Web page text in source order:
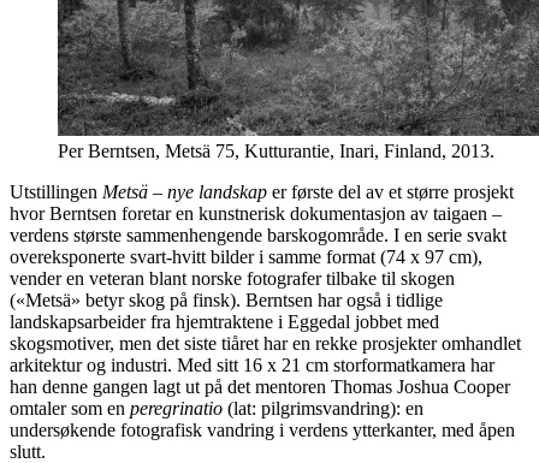
Per Berntsen, Metsä 75, Kutturantie, Inari, Finland, 2013.
Utstillingen Metsä – nye landskap er første del av et større prosjekt
hvor Berntsen foretar en kunstnerisk dokumentasjon av taigaen –
verdens største sammenhengende barskogområde. I en serie svakt
overeksponerte svart-hvitt bilder i samme format (74 x 97 cm),
vender en veteran blant norske fotografer tilbake til skogen
(«Metsä» betyr skog på finsk). Berntsen har også i tidlige
landskapsarbeider fra hjemtraktene i Eggedal jobbet med
skogsmotiver, men det siste tiåret har en rekke prosjekter omhandlet
arkitektur og industri. Med sitt 16 x 21 cm storformatkamera har
han denne gangen lagt ut på det mentoren Thomas Joshua Cooper
omtaler som en peregrinatio (lat: pilgrimsvandring): en
undersøkende fotografisk vandring i verdens ytterkanter, med åpen
slutt.